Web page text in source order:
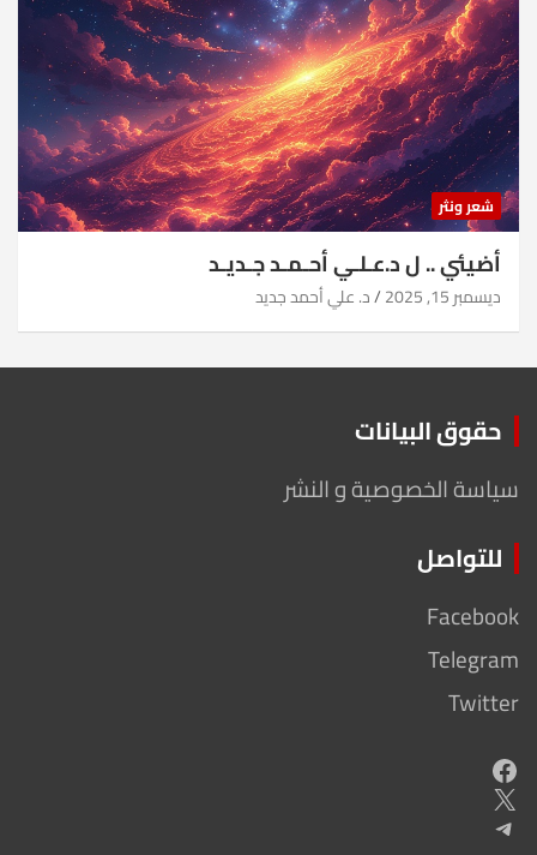
شعر ونثر
أضيئي .. ل د.عـلـي أحـمـد جـديـد
ديسمبر 15, 2025 د. علي أحمد جديد
حقوق البيانات
سياسة الخصوصية و النشر
للتواصل
Facebook
Telegram
Twitter
Facebook
X
Telegram